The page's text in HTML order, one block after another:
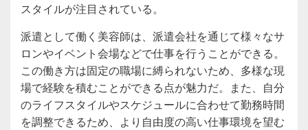
スタイルが注目されている。
派遣として働く美容師は、派遣会社を通じて様々なサ
ロンやイベント会場などで仕事を行うことができる。
この働き方は固定の職場に縛られないため、多様な現
場で経験を積むことができる点が魅力だ。また、自分
のライフスタイルやスケジュールに合わせて勤務時間
を調整できるため、より自由度の高い仕事環境を望む